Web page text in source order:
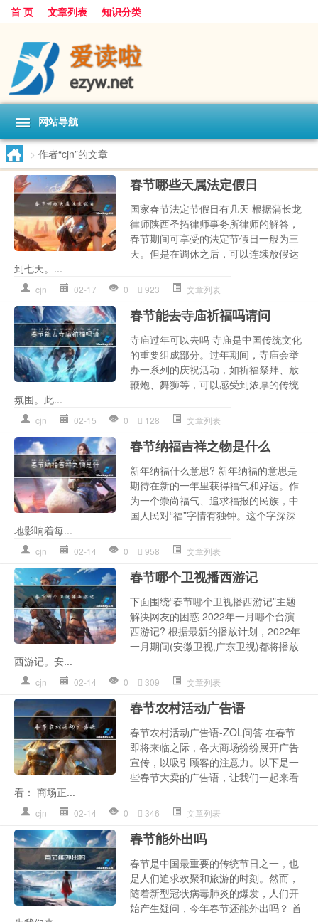
首 页 文章列表 知识分类
网站导航
> 作者“cjn”的文章
春节哪些天属法定假日
国家春节法定节假日有几天 根据蒲长龙
律师陕西圣拓律师事务所律师的解答，
春节期间可享受的法定节假日一般为三
天。但是在调休之后，可以连续放假达
到七天。...
cjn 02-17 0 923 文章列表
春节能去寺庙祈福吗请问
寺庙过年可以去吗 寺庙是中国传统文化
的重要组成部分。过年期间，寺庙会举
办一系列的庆祝活动，如祈福祭拜、放
鞭炮、舞狮等，可以感受到浓厚的传统
氛围。此...
cjn 02-15 0 128 文章列表
春节纳福吉祥之物是什么
新年纳福什么意思? 新年纳福的意思是
期待在新的一年里获得福气和好运。作
为一个崇尚福气、追求福报的民族，中
国人民对“福”字情有独钟。这个字深深
地影响着每...
cjn 02-14 0 958 文章列表
春节哪个卫视播西游记
下面围绕“春节哪个卫视播西游记”主题
解决网友的困惑 2022年一月哪个台演
西游记? 根据最新的播放计划，2022年
一月期间(安徽卫视,广东卫视)都将播放
西游记。安...
cjn 02-14 0 309 文章列表
春节农村活动广告语
春节农村活动广告语-ZOL问答 在春节
即将来临之际，各大商场纷纷展开广告
宣传，以吸引顾客的注意力。以下是一
些春节大卖的广告语，让我们一起来看
看： 商场正...
cjn 02-14 0 346 文章列表
春节能外出吗
春节是中国最重要的传统节日之一，也
是人们追求欢聚和旅游的时刻。然而，
随着新型冠状病毒肺炎的爆发，人们开
始产生疑问，今年春节还能外出吗？ 首